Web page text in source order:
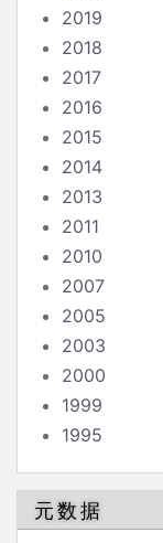
2019
2018
2017
2016
2015
2014
2013
2011
2010
2007
2005
2003
2000
1999
1995
元数据